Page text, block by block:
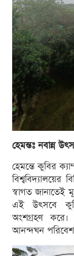
হেমন্তঃ নবান্ন
হেমন্তে কুবির
স্বাগত
এই উৎসবে
অংশগ্রহণ
আনন্দঘন